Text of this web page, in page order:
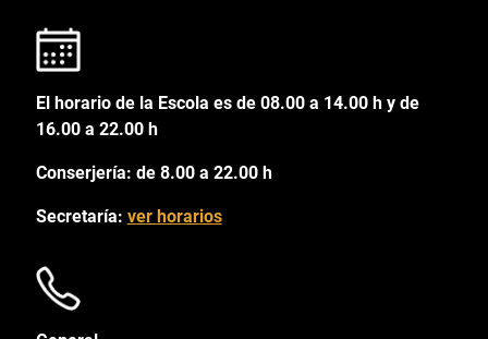
El horario de la Escola es de 08.00 a 14.00 h y de
16.00 a 22.00 h
Conserjería: de 8.00 a 22.00 h
Secretaría: ver horarios